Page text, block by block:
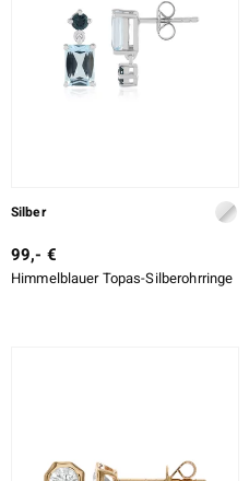
Silber
99,- €
Himmelblauer Topas-Silberohrringe